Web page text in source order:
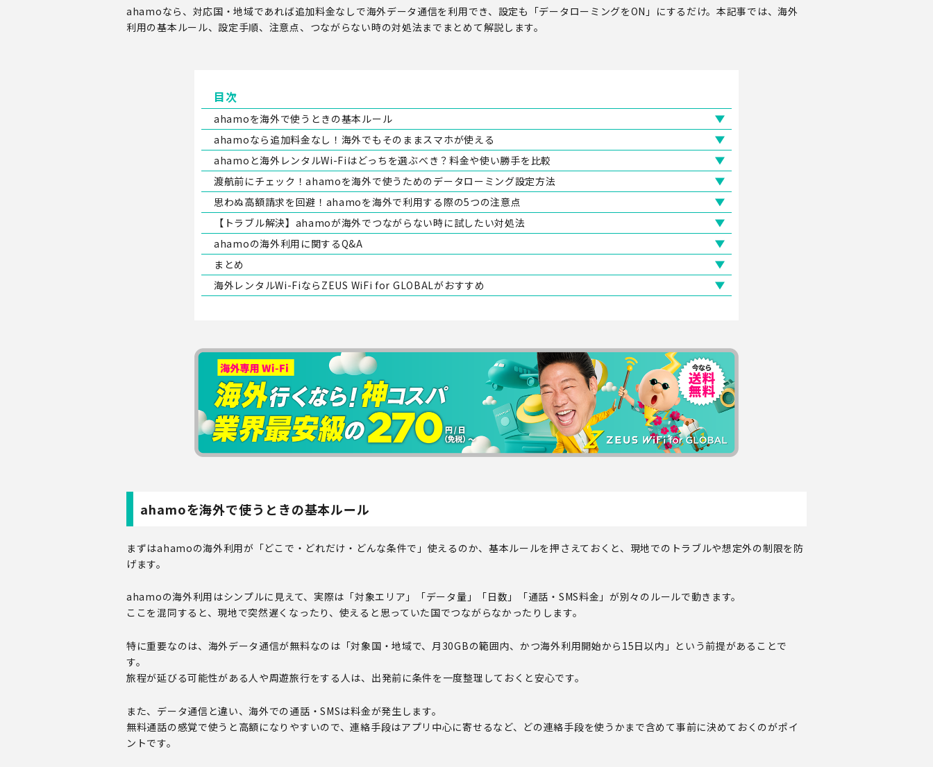
ahamoなら、対応国・地域であれば追加料金なしで海外データ通信を利用でき、設定も「データローミングをON」にするだけ。本記事では、海外
利用の基本ルール、設定手順、注意点、つながらない時の対処法までまとめて解説します。
目次
ahamoを海外で使うときの基本ルール
ahamoなら追加料金なし！海外でもそのままスマホが使える
ahamoと海外レンタルWi-Fiはどっちを選ぶべき？料金や使い勝手を比較
渡航前にチェック！ahamoを海外で使うためのデータローミング設定方法
思わぬ高額請求を回避！ahamoを海外で利用する際の5つの注意点
【トラブル解決】ahamoが海外でつながらない時に試したい対処法
ahamoの海外利用に関するQ&A
まとめ
海外レンタルWi-FiならZEUS WiFi for GLOBALがおすすめ
ahamoを海外で使うときの基本ルール
まずはahamoの海外利用が「どこで・どれだけ・どんな条件で」使えるのか、基本ルールを押さえておくと、現地でのトラブルや想定外の制限を防
げます。
ahamoの海外利用はシンプルに見えて、実際は「対象エリア」「データ量」「日数」「通話・SMS料金」が別々のルールで動きます。
ここを混同すると、現地で突然遅くなったり、使えると思っていた国でつながらなかったりします。
特に重要なのは、海外データ通信が無料なのは「対象国・地域で、月30GBの範囲内、かつ海外利用開始から15日以内」という前提があることで
す。
旅程が延びる可能性がある人や周遊旅行をする人は、出発前に条件を一度整理しておくと安心です。
また、データ通信と違い、海外での通話・SMSは料金が発生します。
無料通話の感覚で使うと高額になりやすいので、連絡手段はアプリ中心に寄せるなど、どの連絡手段を使うかまで含めて事前に決めておくのがポイ
ントです。